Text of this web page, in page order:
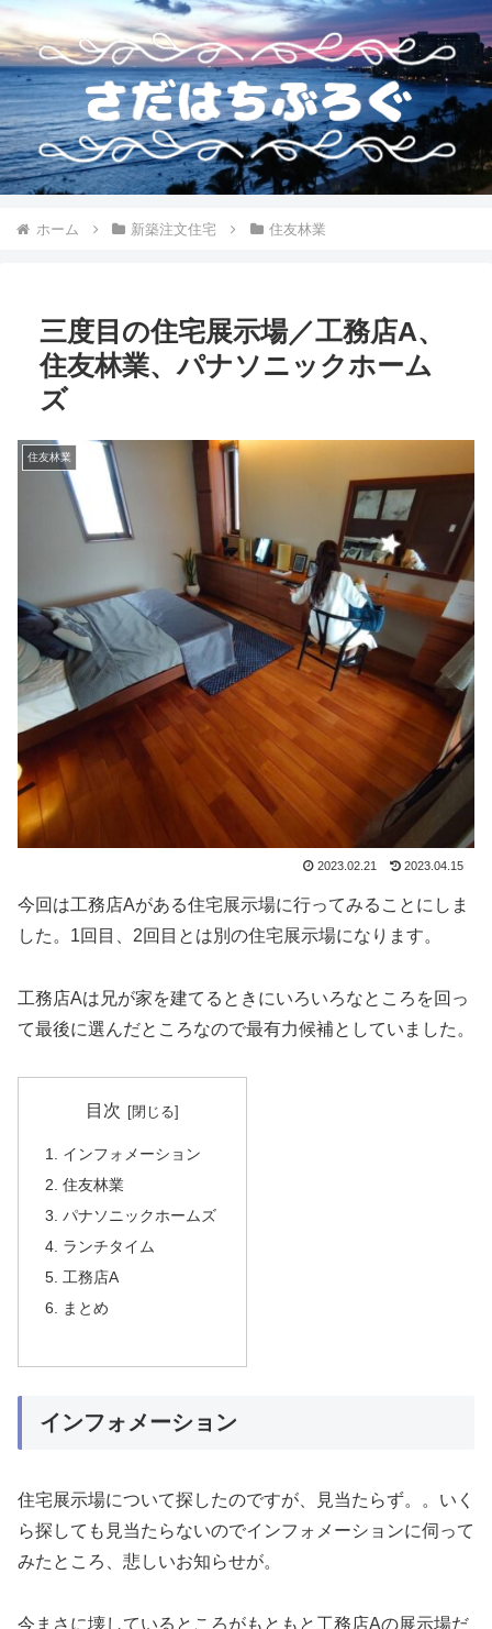
ホーム 新築注文住宅 住友林業
三度目の住宅展示場／工務店A、
住友林業、パナソニックホーム
ズ
住友林業
2023.02.21 2023.04.15
今回は工務店Aがある住宅展示場に行ってみることにしま
した。1回目、2回目とは別の住宅展示場になります。
工務店Aは兄が家を建てるときにいろいろなところを回っ
て最後に選んだところなので最有力候補としていました。
目次
インフォメーション
住友林業
パナソニックホームズ
ランチタイム
工務店A
まとめ
インフォメーション
住宅展示場について探したのですが、見当たらず。。いく
ら探しても見当たらないのでインフォメーションに伺って
みたところ、悲しいお知らせが。
今まさに壊しているところがもともと工務店Aの展示場だ